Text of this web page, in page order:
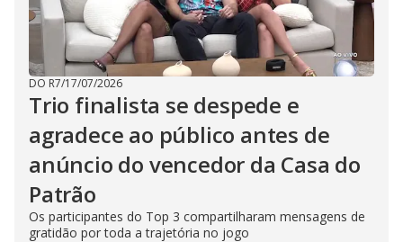
DO R7/17/07/2026
Trio finalista se despede e
agradece ao público antes de
anúncio do vencedor da Casa do
Patrão
Os participantes do Top 3 compartilharam mensagens de
gratidão por toda a trajetória no jogo